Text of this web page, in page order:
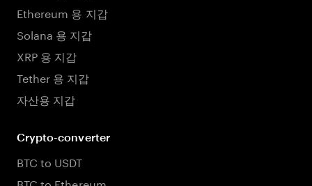
Ethereum 용 지갑
Solana 용 지갑
XRP 용 지갑
Tether 용 지갑
자산용 지갑
Crypto-converter
BTC to USDT